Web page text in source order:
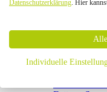
Geschirre &
Schutznetze
Futternäpfe
Datenschutzerklärung. Hier
Individuelle